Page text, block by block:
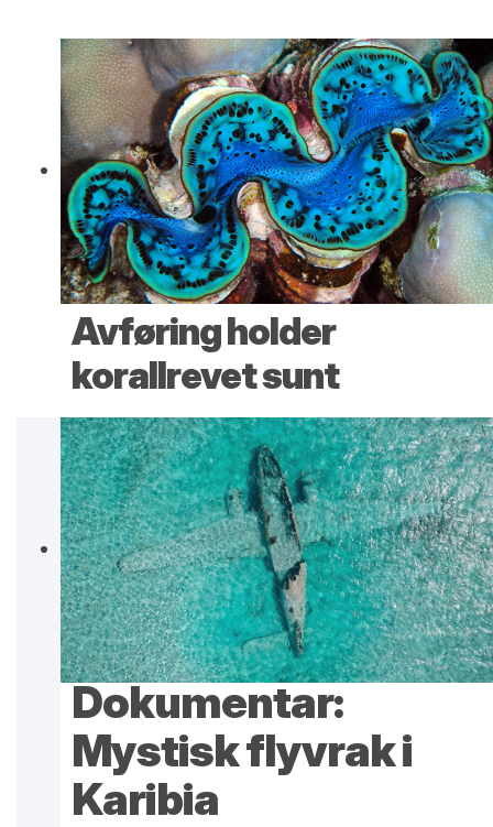
Avføring holder
korallrevet sunt
Dokumentar:
Mystisk flyvrak i
Karibia